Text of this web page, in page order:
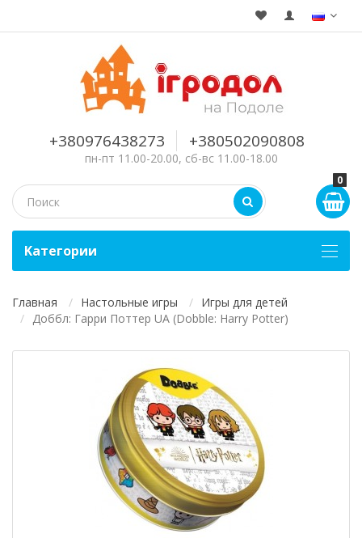
+380976438273 +380502090808
пн-пт 11.00-20.00, сб-вс 11.00-18.00
0
Kатегории
Главная Настольные игры
Игры для детей
Доббл: Гарри Поттер UA (Dobble: Harry Potter)